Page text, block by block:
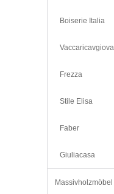
Boiserie Italia
Frezza
Stile Elisa
Faber
Giuliacasa
Massivholzmöbel